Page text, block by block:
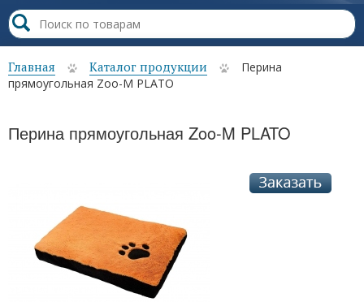
Главная Каталог продукции
Перина
прямоугольная Zoo-M PLATO
Перина прямоугольная Zoo-M PLATO